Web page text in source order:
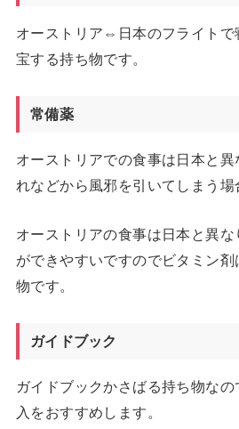
オーストリア⇔日本のフライトで
宝する持ち物です。
常備薬
オーストリアでの食事は日本と
れなどから風邪を引いてしまう場
オーストリアの食事は日本と異
ができやすいですのでビタミン
物です。
ガイドブック
ガイドブックかさばる持ち物な
入をおすすめします。